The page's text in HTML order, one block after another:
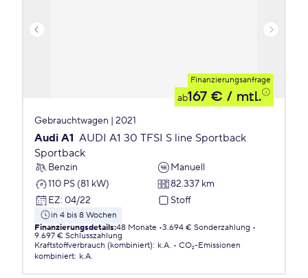
Finanzierungsanfrage
ab167 € / mtl.
Gebrauchtwagen | 2021
Audi A1 AUDI A1 30 TFSI S line Sportback
Sportback
Benzin
Manuell
110 PS (81 kW)
82.337 km
EZ: 04/22 Stoff
in 4 bis 8 Wochen
Finanzierungsdetails:48 Monate 3.694 € Sonderzahlung
9.697 € Schlusszahlung
Kraftstoffverbrauch (kombiniert): k.A.
CO₂-Emissionen
kombiniert: k.A.